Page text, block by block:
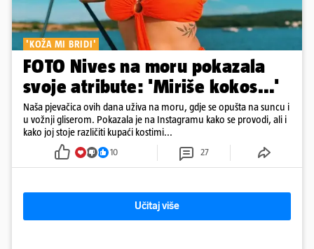
'KOŽA MI BRIDI'
FOTO Nives na moru pokazala
svoje atribute: 'Miriše kokos...'
Naša pjevačica ovih dana uživa na moru, gdje se opušta na suncu i
u vožnji gliserom. Pokazala je na Instagramu kako se provodi, ali i
kako joj stoje različiti kupaći kostimi...
10 27
Učitaj više